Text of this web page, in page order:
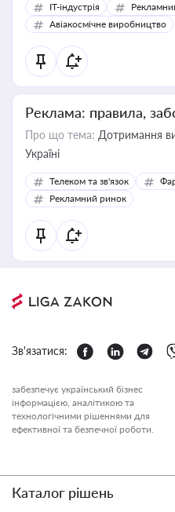
IT-індустрія
Авіакосмічне виробництво
Реклама: правила,
Про що тема: Дотримання
Україні
Телеком та зв'язок
Рекламний ринок
Зв'язатися:
забезпечує український бізнес
інформацією, аналітикою та
технологічними рішеннями для
ефективної та безпечної роботи.
Каталог рішень